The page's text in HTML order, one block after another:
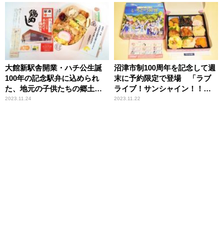
大館新駅舎開業・ハチ公生誕
100年の記念駅弁に込められ
た、地元の子供たちの郷土愛
が温かい！
2023.11.24
沼津市制100周年を記念して週
末に予約限定で登場 「ラブ
ライブ！サンシャイン！！」
とのコラボ駅弁
2023.11.22